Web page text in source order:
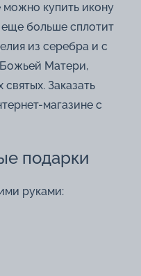
купить икону
больше сплотит
из серебра и с
Матери,
Заказать
магазине с
подарки
руками: